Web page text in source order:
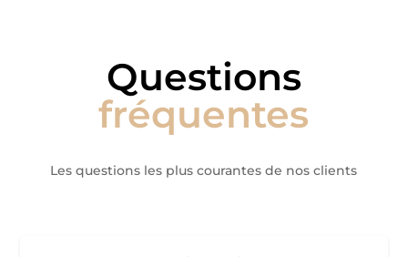
Questions
fréquentes
Les questions les plus courantes de nos clients